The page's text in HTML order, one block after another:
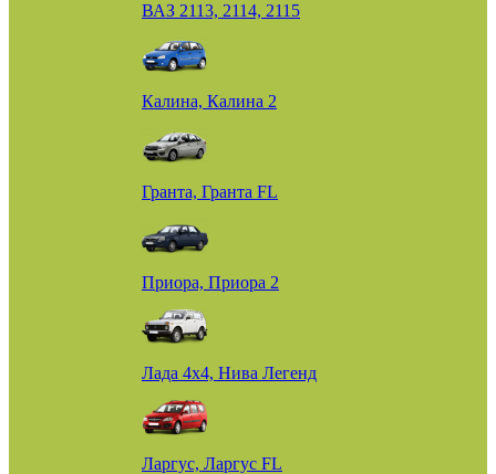
ВАЗ 2113, 2114, 2115
Калина, Калина 2
Гранта, Гранта FL
Приора, Приора 2
Лада 4х4, Нива Легенд
Ларгус, Ларгус FL